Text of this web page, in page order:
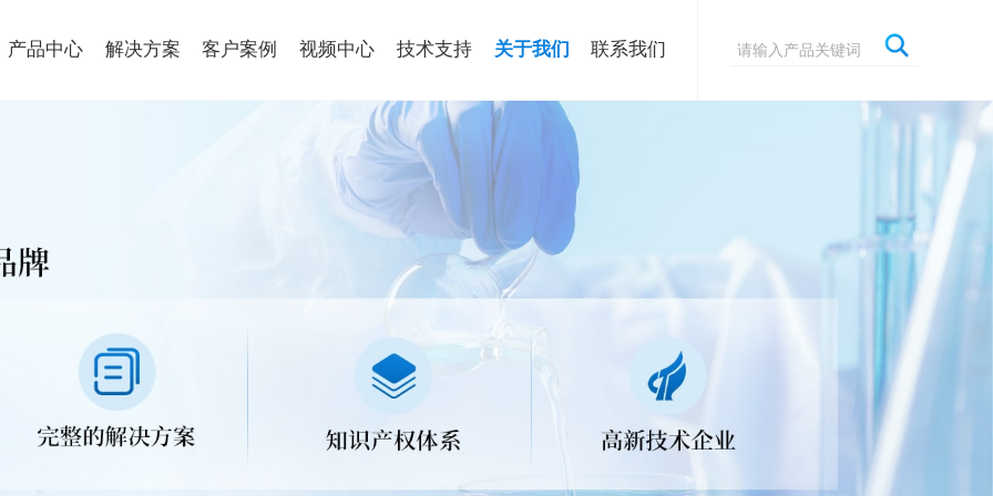
产品中心 解决方案 客户案例 视频中心 技术支持 关于我们 联系我们